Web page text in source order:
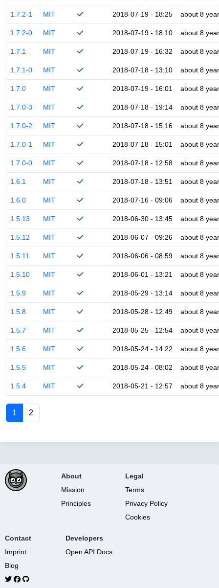
1.7.2-1 MIT 2018-07-19 - 18:25 about 8
1.7.2-0 MIT 2018-07-19 - 18:10 about 8
1.7.1 MIT 2018-07-19 - 16:32 about 8
1.7.1-0 MIT 2018-07-18 - 13:10 about 8
1.7.0 MIT 2018-07-19 - 16:01 about 8
1.7.0-3 MIT 2018-07-18 - 19:14 about 8
1.7.0-2 MIT 2018-07-18 - 15:16 about 8
1.7.0-1 MIT 2018-07-18 - 15:01 about 8
1.7.0-0 MIT 2018-07-18 - 12:58 about 8
1.6.1 MIT 2018-07-18 - 13:51 about 8
1.6.0 MIT 2018-07-16 - 09:06 about 8
1.5.13 MIT 2018-06-30 - 13:45 about 8
1.5.12 MIT 2018-06-07 - 09:26 about 8
1.5.11 MIT 2018-06-06 - 08:59 about 8
1.5.10 MIT 2018-06-01 - 13:21 about 8
1.5.9 MIT 2018-05-29 - 13:14 about 8
1.5.8 MIT 2018-05-28 - 12:49 about 8
1.5.7 MIT 2018-05-25 - 12:54 about 8
1.5.6 MIT 2018-05-24 - 14:22 about 8
1.5.5 MIT 2018-05-24 - 08:02 about 8
1.5.4 MIT 2018-05-21 - 12:57 about 8
1 2
About
Mission
Principles
Legal
Terms
Privacy Policy
Cookies
Contact
Imprint
Blog
Developers
Open API Docs